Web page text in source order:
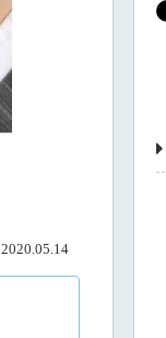
2020.05.14